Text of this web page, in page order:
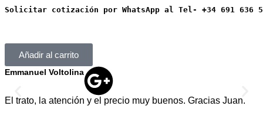
Solicitar cotización por WhatsApp al Tel- +34 691 636
Añadir al carrito
Emmanuel Voltolina
El trato, la atención y el precio muy buenos. Gracias Juan.